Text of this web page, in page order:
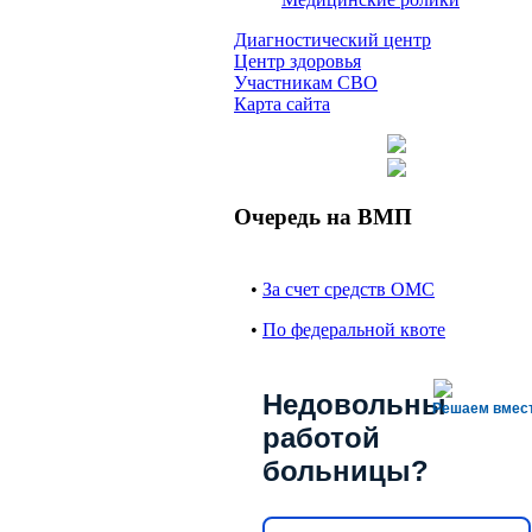
Диагностический центр
Центр здоровья
Участникам СВО
Карта сайта
Очередь на ВМП
• За счет средств ОМС
• По федеральной квоте
Решаем
Недовольны
работой
больницы?